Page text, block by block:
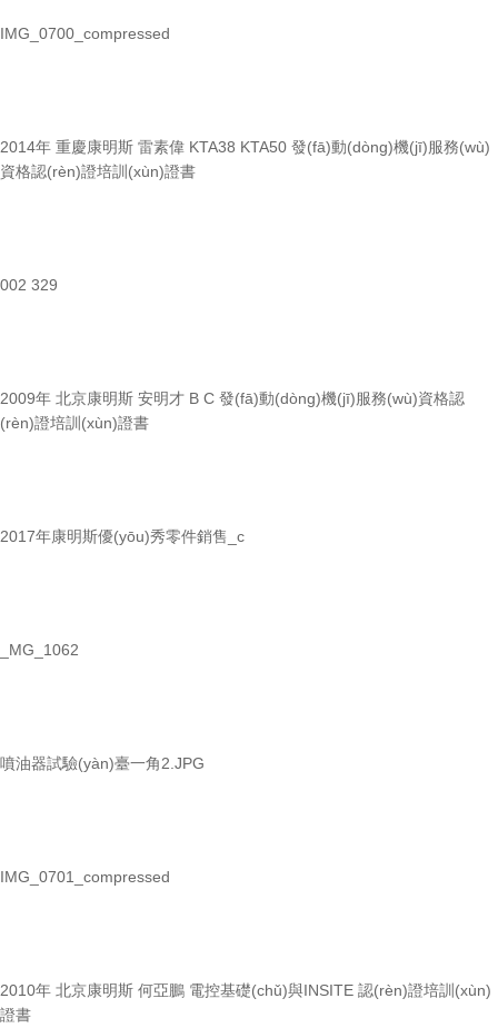
IMG_0700_compressed
2014年 重慶康明斯 雷素偉 KTA38 KTA50 發(fā)動(dòng)機(jī)服務(wù)
資格認(rèn)證培訓(xùn)證書
002 329
2009年 北京康明斯 安明才 B C 發(fā)動(dòng)機(jī)服務(wù)資格認
(rèn)證培訓(xùn)證書
2017年康明斯優(yōu)秀零件銷售_c
_MG_1062
噴油器試驗(yàn)臺一角2.JPG
IMG_0701_compressed
2010年 北京康明斯 何亞鵬 電控基礎(chǔ)與INSITE 認(rèn)證培訓(xùn)
證書